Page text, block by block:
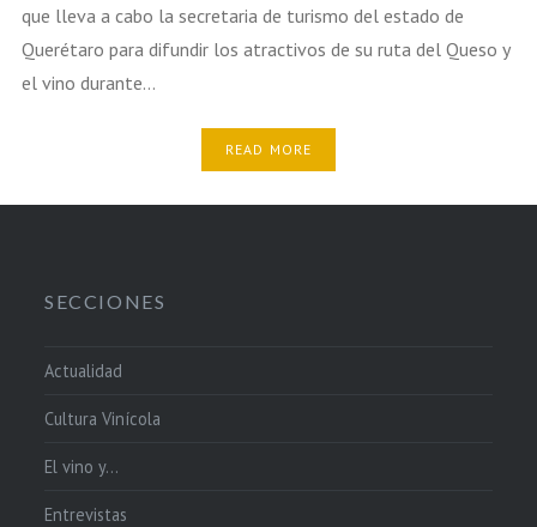
que lleva a cabo la secretaria de turismo del estado de
Querétaro para difundir los atractivos de su ruta del Queso y
el vino durante…
READ MORE
SECCIONES
Actualidad
Cultura Vinícola
El vino y…
Entrevistas